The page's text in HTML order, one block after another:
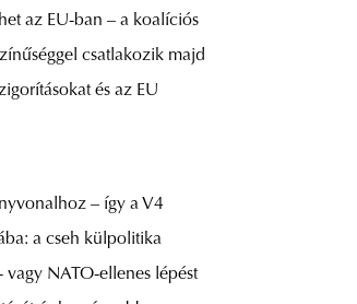
az EU-ban – a koalíciós
csatlakozik majd
és az EU
– így a V4
a cseh külpolitika
NATO-ellenes lépést